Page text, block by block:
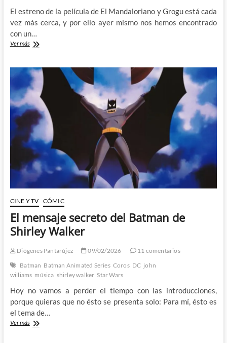
El estreno de la película de El Mandaloriano y Grogu está cada
vez más cerca, y por ello ayer mismo nos hemos encontrado
con un…
Ver másDestripando
tráiler
de
El
Mandaloriano
y
Grogu
CINE Y TV CÓMIC
El mensaje secreto del Batman de
Shirley Walker
Diógenes Pantarújez 09/02/2026
11 comentarios
Batman Batman Animated Series Coros DC john
williams música shirley walker Star Wars
Hoy no vamos a perder el tiempo con las introducciones,
porque quieras que no ésto se presenta solo: Para mí, ésto es
el tema de…
Ver másEl